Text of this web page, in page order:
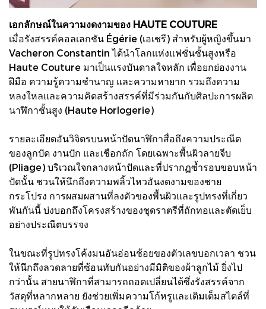
เอกลักษณ์ในความงดงามของ HAUTE COUTURE
เมื่อรังสรรค์คอลเลกชัน Égérie (เอเชรี) สำหรับผู้หญิงขึ้นมา
Vacheron Constantin ได้นำโลกแห่งแฟชั่นชั้นสูงหรือ
Haute Couture มาเป็นแรงบันดาลใจหลัก เพื่อยกย่องงาน
ฝีมือ ความรู้ความชำนาญ และความหายาก รวมถึงความ
หลงใหลและความคิดสร้างสรรค์ที่มีร่วมกันกับศิลปะการผลิต
นาฬิกาชั้นสูง (Haute Horlogerie)
รายละเอียดอันวิจิตรบนหน้าปัดนาฬิกาสื่อถึงความประณีต
ของลูกปัด งานปัก และเชือกถัก โดยเฉพาะพื้นผิวลายจีบ
(Pliage) บริเวณใจกลางหน้าปัดและที่ปรากฏซ้ำรอบขอบหน้า
ปัดนั้น ชวนให้นึกถึงความพลิ้วไหวอันงดงามของชาย
กระโปรง การผสมผสานที่ลงตัวของพื้นผิวและรูปทรงที่เกี่ยว
พันกันนี้ บ่งบอกถึงโครงสร้างของชุดราตรีที่ถักทอและตัดเย็บ
อย่างประณีตบรรจง
ในขณะที่รูปทรงโค้งมนอันอ่อนช้อยของตัวเลขบอกเวลา ชวน
ให้นึกถึงลวดลายที่ซ้อนทับกันอย่างมีมิติของผ้าลูกไม้ ยิ่งไป
กว่านั้น สายนาฬิกาที่สามารถถอดเปลี่ยนได้ซึ่งรังสรรค์จาก
วัสดุที่หลากหลาย ยังช่วยเพิ่มความโก้หรูและเติมเต็มสไตล์ที่